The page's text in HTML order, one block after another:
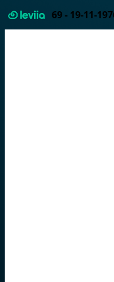
69 - 19-11-